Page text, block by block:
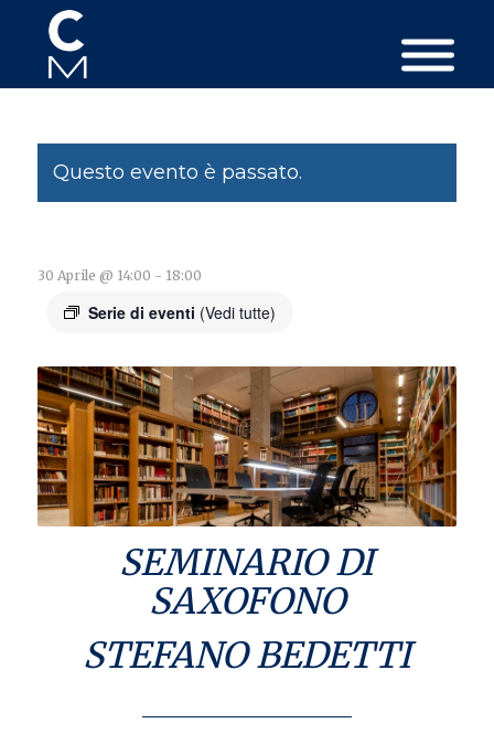
Questo evento è passato.
30 Aprile @ 14:00 - 18:00
Serie di eventi (Vedi tutte)
SEMINARIO DI
SAXOFONO
STEFANO BEDETTI